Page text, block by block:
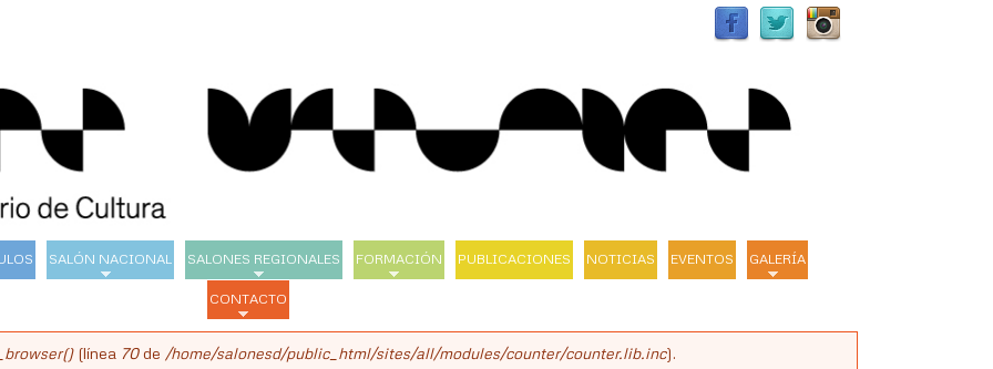
SALÓN NACIONAL SALONES REGIONALES FORMACIÓN PUBLICACIONES NOTICIAS EVENTOS GALERÍA
CONTACTO
(línea 70de /home/salonesd/public_html/sites/all/modules/counter/counter.lib.inc).